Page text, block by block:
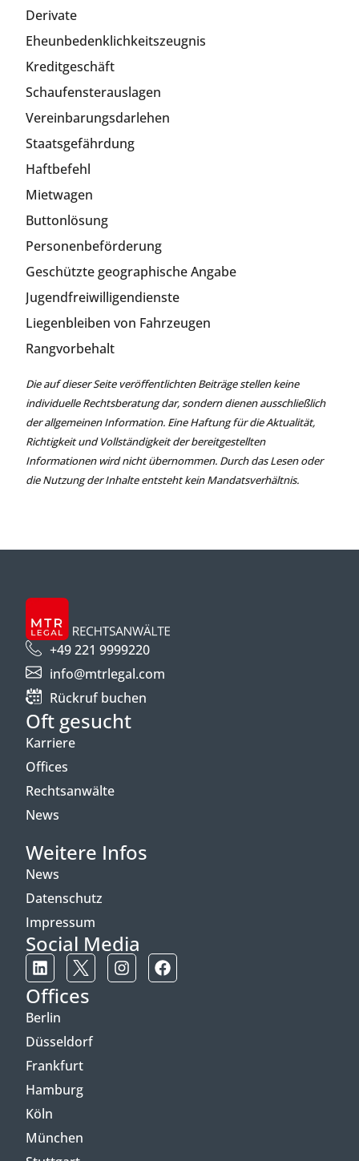
Derivate
Eheunbedenklichkeitszeugnis
Kreditgeschäft
Schaufensterauslagen
Vereinbarungsdarlehen
Staatsgefährdung
Haftbefehl
Mietwagen
Buttonlösung
Personenbeförderung
Geschützte geographische Angabe
Jugendfreiwilligendienste
Liegenbleiben von Fahrzeugen
Rangvorbehalt
Die auf dieser Seite veröffentlichten Beiträge stellen keine
individuelle Rechtsberatung dar, sondern dienen ausschließlich
der allgemeinen Information. Eine Haftung für die Aktualität,
Richtigkeit und Vollständigkeit der bereitgestellten
Informationen wird nicht übernommen. Durch das Lesen oder
die Nutzung der Inhalte entsteht kein Mandatsverhältnis.
+49 221 9999220
info@mtrlegal.com
Rückruf buchen
Oft gesucht
Karriere
Offices
Rechtsanwälte
News
Weitere Infos
News
Datenschutz
Impressum
Social Media
Offices
Berlin
Düsseldorf
Frankfurt
Hamburg
Köln
München